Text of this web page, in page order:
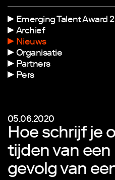
Emerging Talent Award
Archief
Nieuws
Organisatie
Partners
Pers
05.06.2020
Hoe schrijf je
tijden van
gevolg van